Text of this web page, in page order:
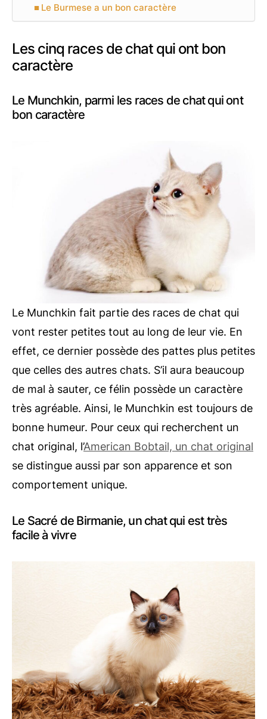
Le Burmese a un bon caractère
Les cinq races de chat qui ont bon
caractère
Le Munchkin, parmi les races de chat qui ont
bon caractère
Le Munchkin fait partie des races de chat qui
vont rester petites tout au long de leur vie. En
effet, ce dernier possède des pattes plus petites
que celles des autres chats. S’il aura beaucoup
de mal à sauter, ce félin possède un caractère
très agréable. Ainsi, le Munchkin est toujours de
bonne humeur. Pour ceux qui recherchent un
chat original, l’American Bobtail, un chat original
se distingue aussi par son apparence et son
comportement unique.
Le Sacré de Birmanie, un chat qui est très
facile à vivre